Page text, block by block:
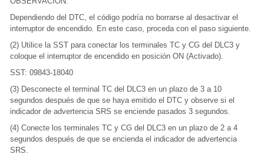
Dependiendo del DTC, el código podría no borrarse al desactivar el
interruptor de encendido. En este caso, proceda con el paso siguiente.
(2) Utilice la SST para conectar los terminales TC y CG del DLC3 y
coloque el interruptor de encendido en posición ON (Activado).
SST: 09843-18040
(3) Desconecte el terminal TC del DLC3 en un plazo de 3 a 10
segundos después de que se haya emitido el DTC y observe si el
indicador de advertencia SRS se enciende pasados 3 segundos.
(4) Conecte los terminales TC y CG del DLC3 en un plazo de 2 a 4
segundos después de que se encienda el indicador de advertencia
SRS.